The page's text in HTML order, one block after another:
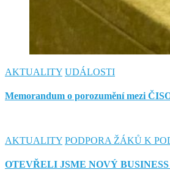
AKTUALITY UDÁLOSTI
Memorandum o porozumění mezi
AKTUALITY PODPORA ŽÁKŮ K
OTEVŘELI JSME NOVÝ